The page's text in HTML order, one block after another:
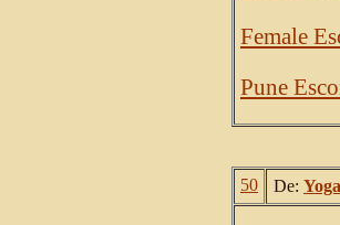
Female
Pune
50 De: